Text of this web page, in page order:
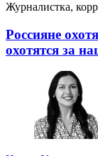
Журналистка,
Россияне
охотятся за